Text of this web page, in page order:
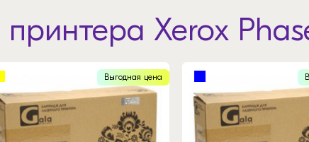
Xerox
Выгодная цена